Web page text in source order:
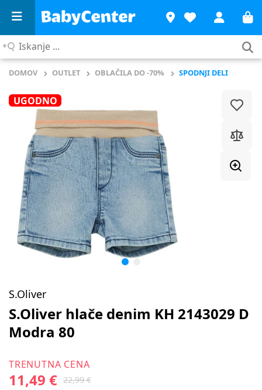
Iskanje
DOMOV OUTLET OBLAČILA DO -70% SPODNJI DELI
UGODNO
S.Oliver
S.Oliver hlače denim KH 2143029 D
Modra 80
TRENUTNA CENA
11,49 € 22,99 €